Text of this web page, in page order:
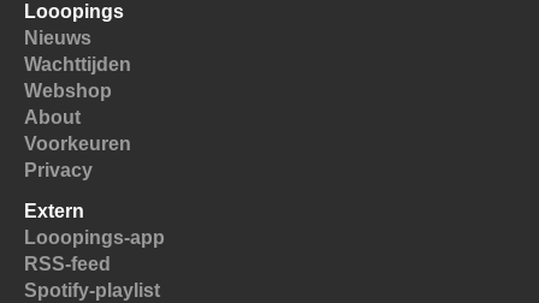
Looopings
Nieuws
Wachttijden
Webshop
About
Voorkeuren
Privacy
Extern
Looopings-app
RSS-feed
Spotify-playlist